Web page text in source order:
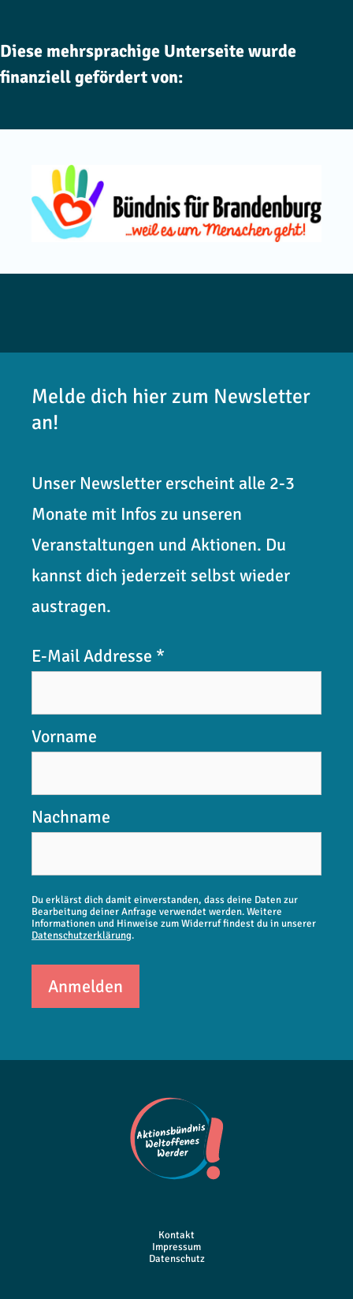
Diese mehrsprachige Unterseite wurde
finanziell gefördert von:
Melde dich hier zum Newsletter
an!
Unser Newsletter erscheint alle 2-3
Monate mit Infos zu unseren
Veranstaltungen und Aktionen. Du
kannst dich jederzeit selbst wieder
austragen.
E-Mail Addresse *
Vorname
Nachname
Du erklärst dich damit einverstanden, dass deine Daten zur
Bearbeitung deiner Anfrage verwendet werden. Weitere
Informationen und Hinweise zum Widerruf findest du in unserer
Datenschutzerklärung.
Kontakt
Impressum
Datenschutz